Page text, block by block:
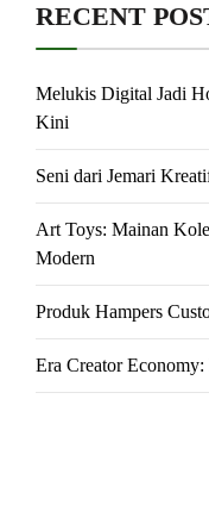
RECENT
Melukis Digital Jadi
Kini
Seni dari Jemari
Art Toys: Mainan
Modern
Produk Hampers
Era Creator